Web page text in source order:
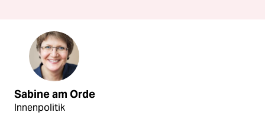
Sabine am Orde
Innenpolitik